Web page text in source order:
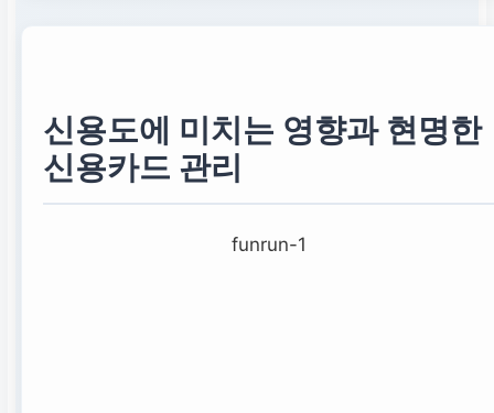
신용도에 미치는 영향과 현명한
신용카드 관리
funrun-1